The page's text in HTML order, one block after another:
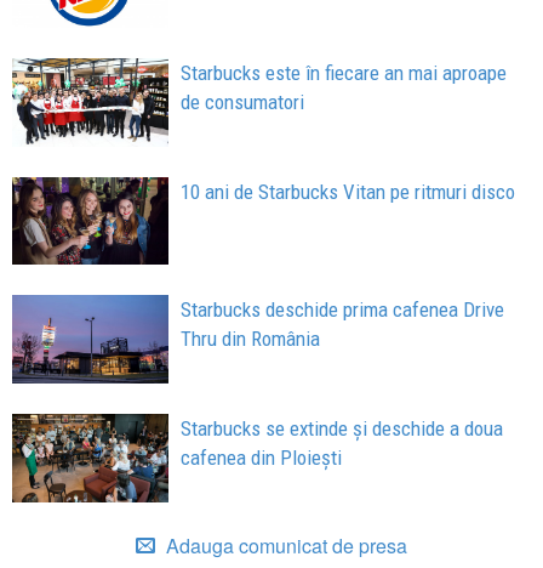
Starbucks este în fiecare an mai aproape
de consumatori
10 ani de Starbucks Vitan pe ritmuri disco
Starbucks deschide prima cafenea Drive
Thru din România
Starbucks se extinde și deschide a doua
cafenea din Ploiești
Adauga comunicat de presa